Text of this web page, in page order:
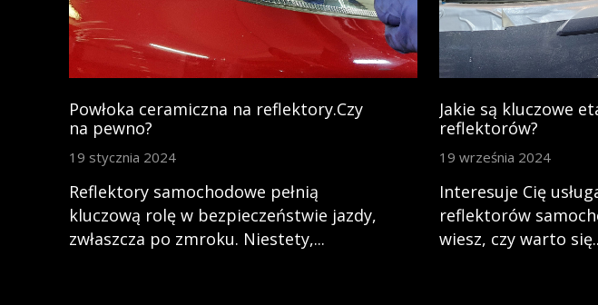
Powłoka ceramiczna na reflektory.Czy
na pewno?
19 stycznia 2024
Reflektory samochodowe pełnią
kluczową rolę w bezpieczeństwie jazdy,
zwłaszcza po zmroku. Niestety,...
Jakie są kluczowe
reflektorów?
19 września 2024
Interesuje Cię
reflektorów
wiesz, czy warto